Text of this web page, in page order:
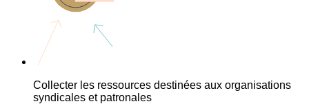
Collecter les ressources destinées aux organisations
syndicales et patronales